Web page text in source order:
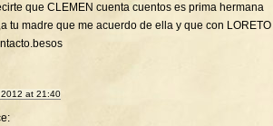
que CLEMEN cuenta cuentos es prima hermana
tu madre que me acuerdo de ella y que con LORETO
at 21:40